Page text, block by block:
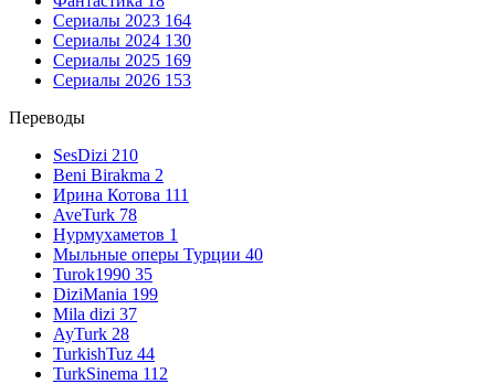
Сериалы 2023 164
Сериалы 2024 130
Сериалы 2025 169
Сериалы 2026 153
Переводы
SesDizi 210
Beni Birakma 2
Ирина Котова 111
AveTurk 78
Нурмухаметов 1
Мыльные оперы Турции 40
Turok1990 35
DiziMania 199
Mila dizi 37
AyTurk 28
TurkishTuz 44
TurkSinema 112